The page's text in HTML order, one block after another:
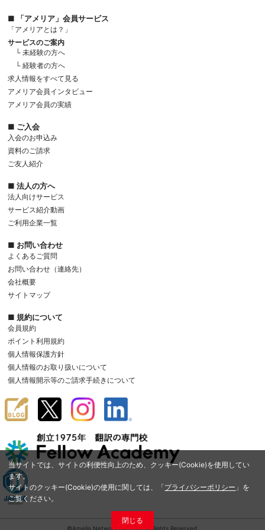
当サイトでは、サイトの利便性向上のため、クッキー(Cookie)を使用してい
ます。
サイトのクッキー(Cookie)の使用に関しては、「プライバシーポリシー 」を
ご覧ください。
閉じる
■ 「アメリア」会員サービス
「アメリアとは？」
サービスのご案内
└ 未経験の方へ
└ 経験者の方へ
求人情報をすべて見る
アメリア会員インタビュー
アメリア会員の実績
■ ご入会
入会のお申込み
資料のご請求
ご友人紹介
■ 法人の方へ
法人向けサービス
サービス紹介動画
ご利用企業一覧
■ お問い合わせ
よくあるご質問
お問い合わせ（連絡先）
会社概要
サイトマップ
■ 規約について
会員規約
ポイント利用規約
個人情報保護方針
個人情報のお取り扱いについて
個人情報開示等のご請求手続きについて
©Amelia Network Co.,Ltd. All Rights Reserved.